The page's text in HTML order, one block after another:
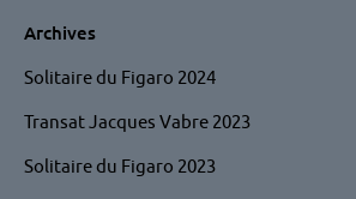
Archives
Solitaire du Figaro 2024
Transat Jacques Vabre 2023
Solitaire du Figaro 2023